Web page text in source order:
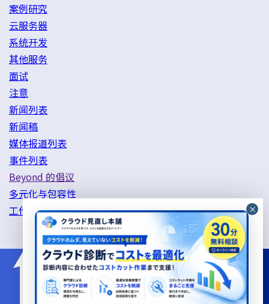
案例研究
云服务器
系统开发
其他服务
面试
注意
新闻列表
新闻稿
媒体报道列表
事件列表
Beyond 的倡议
多元化与包容性
工作方式改革举措